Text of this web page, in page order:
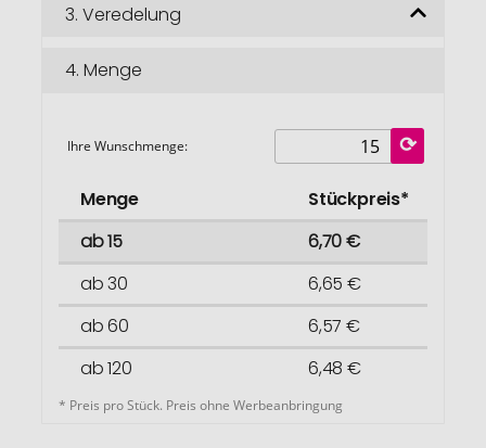
3. Veredelung
4. Menge
Ihre Wunschmenge:
Menge
Stückpreis*
ab 15
6,70 €
ab 30
6,65 €
ab 60
6,57 €
ab 120
6,48 €
* Preis pro Stück. Preis ohne Werbeanbringung